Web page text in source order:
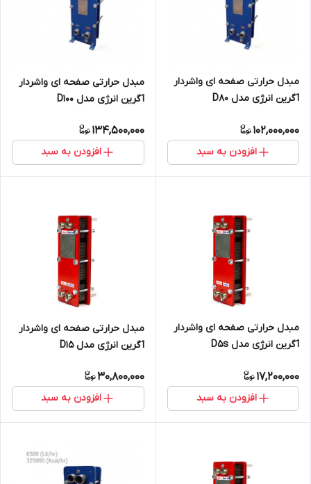
مبدل حرارتی صفحه ای واشردار
آگرین انرژی مدل D80
102,000,000
افزودن به سبد
مبدل حرارتی صفحه ای واشردار
آگرین انرژی مدل D100
134,500,000
افزودن به سبد
مبدل حرارتی صفحه ای واشردار
آگرین انرژی مدل D5s
17,200,000
افزودن به سبد
مبدل حرارتی صفحه ای واشردار
آگرین انرژی مدل D15
30,800,000
افزودن به سبد